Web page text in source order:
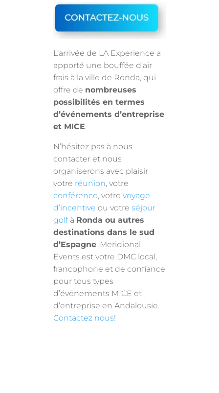
L’arrivée de LA Experience a
apporté une bouffée d’air
frais à la ville de Ronda, qui
offre de nombreuses
possibilités en termes
d’événements d’entreprise
et MICE.
N’hésitez pas à nous
contacter et nous
organiserons avec plaisir
votre réunion, votre
conférence, votrevoyage
d’incentive ou votreséjour
golfà Ronda ou autres
destinations dans le sud
d’Espagne. Meridional
Events est votre DMC local,
francophone et de confiance
pour tous types
d’événements MICE et
d’entreprise en Andalousie.
Contactez nous!